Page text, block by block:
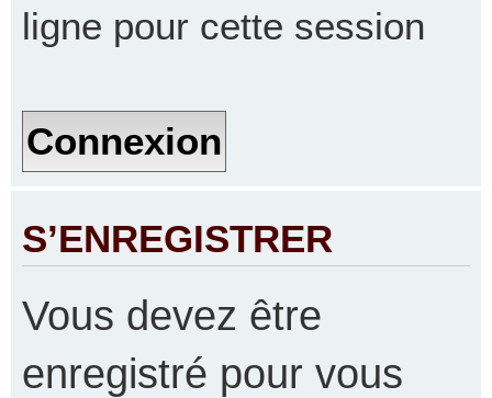
ligne pour cette session
S’ENREGISTRER
Vous devez être
enregistré pour vous